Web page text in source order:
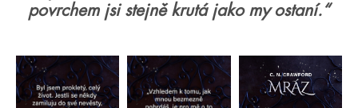
povrchem jsi stejně krutá jako my ostaní.“